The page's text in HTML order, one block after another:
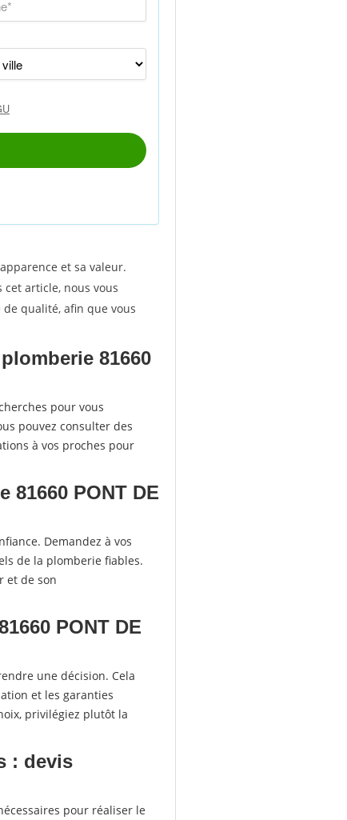
et sa valeur.
article, nous vous
qualité, afin que vous
81660
pour vous
pouvez consulter des
à vos proches pour
81660 PONT DE
Demandez à vos
de la plomberie fiables.
et de son
PONT DE
une décision. Cela
et les garanties
privilégiez plutôt la
: devis
pour réaliser le